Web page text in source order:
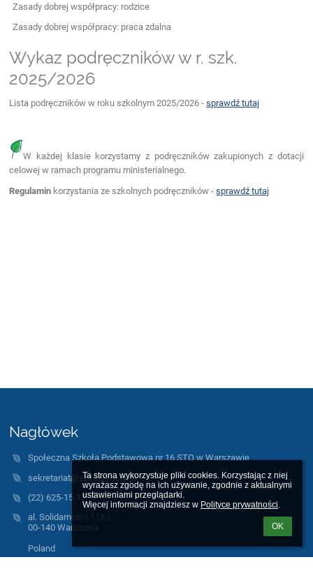
Ta strona wykorzystuje pliki cookies. Korzystając z niej
wyrażasz zgodę na ich używanie, zgodnie z aktualnymi
ustawieniami przeglądarki.
Więcej informacji znajdziesz w Polityce prywatności.
OK
Zasady dobrej współpracy: rodzice
Zasady dobrej współpracy: praca zdalna
Wykaz podręczników w r. szk.
2025/2026
Lista podręczników w roku szkolnym 2025/2026 -sprawdź tutaj
W każdej klasie korzystamy z podręczników zakupionych z dotacji
celowej w ramach programu ministerialnego.
Regulamin korzystania ze szkolnych podręczników -sprawdź tutaj
Nagłówek
Społeczna Szkoła Podstawowa nr 16 STO w Warszawie
sekretariat@szkola16sto.pl
(22) 625-15-12
al. Solidarności 113 c
00-140 Warszawa
Poland